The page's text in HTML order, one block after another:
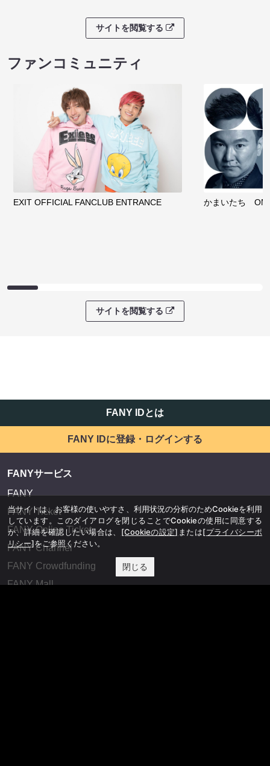
サイトを閲覧する
ファンコミュニティ
EXIT OFFICIAL FANCLUB ENTRANCE かまいたち
サイトを閲覧する
FANY IDとは
FANY IDに登録・ログインする
FANYサービス
FANY
FANY Ticket
FANY Online Ticket
FANY Channel
FANY Crowdfunding
FANY Mall
当サイトは、お客様の使いやすさ、利用状況の分析のためCookieを利用
しています。このダイアログを閉じることでCookieの使用に同意する
か、詳細を確認したい場合は、 [Cookieの設定] または[プライバシーポ
リシー]をご参照ください。
閉じる